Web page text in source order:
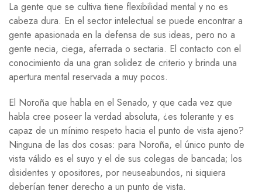
La gente que se cultiva tiene flexibilidad mental y no es
cabeza dura. En el sector intelectual se puede encontrar a
gente apasionada en la defensa de sus ideas, pero no a
gente necia, ciega, aferrada o sectaria. El contacto con el
conocimiento da una gran solidez de criterio y brinda una
apertura mental reservada a muy pocos.
El Noroña que habla en el Senado, y que cada vez que
habla cree poseer la verdad absoluta, ¿es tolerante y es
capaz de un mínimo respeto hacia el punto de vista ajeno?
Ninguna de las dos cosas: para Noroña, el único punto de
vista válido es el suyo y el de sus colegas de bancada; los
disidentes y opositores, por neuseabundos, ni siquiera
deberían tener derecho a un punto de vista.